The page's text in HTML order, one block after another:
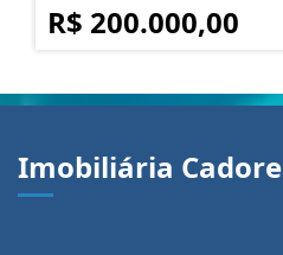
R$ 200.000,00
Imobiliária Cadore